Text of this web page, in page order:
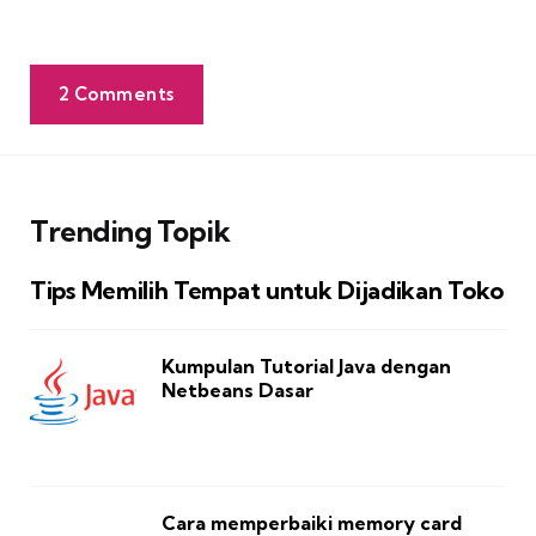
2 Comments
Trending Topik
Tips Memilih Tempat untuk Dijadikan Toko
Kumpulan Tutorial Java dengan
Netbeans Dasar
Cara memperbaiki memory card